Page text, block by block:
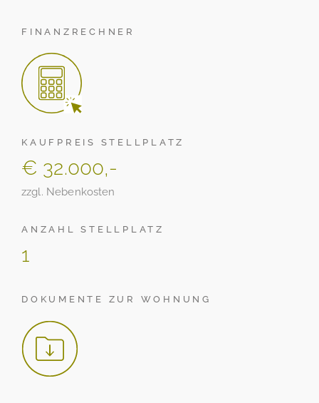
FINANZRECHNER
KAUFPREIS STELLPLATZ
€ 32.000,-
zzgl. Nebenkosten
ANZAHL STELLPLATZ
1
DOKUMENTE ZUR WOHNUNG